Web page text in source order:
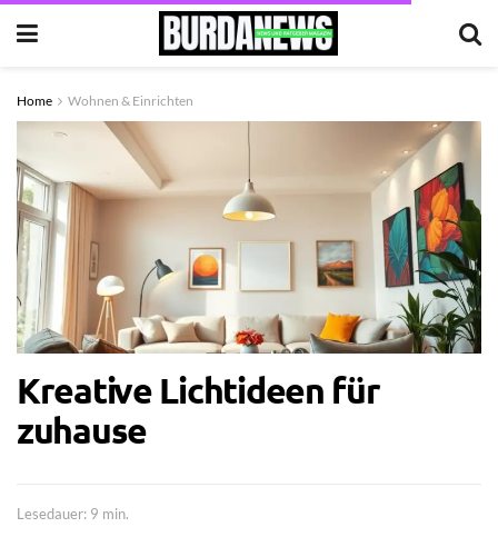
Home Wohnen & Einrichten
Kreative Lichtideen für
zuhause
Lesedauer: 9 min.